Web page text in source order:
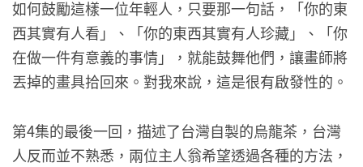
如何鼓勵這樣一位年輕人，只要那一句話，「你的東
西其實有人看」、「你的東西其實有人珍藏」、「你
在做一件有意義的事情」，就能鼓舞他們，讓畫師將
丟掉的畫具拾回來。對我來說，這是很有啟發性的。
第4集的最後一回，描述了台灣自製的烏龍茶，台灣
人反而並不熟悉，兩位主人翁希望透過各種的方法，